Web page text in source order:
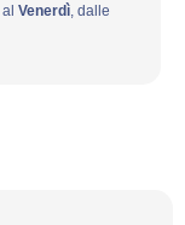
al Venerdì , dalle